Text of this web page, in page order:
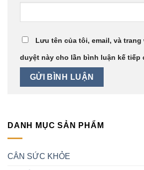
Lưu tên của tôi, email, và
duyệt này cho lần bình luận kế tiếp
DANH MỤC SẢN PHẨM
CÂN SỨC KHỎE